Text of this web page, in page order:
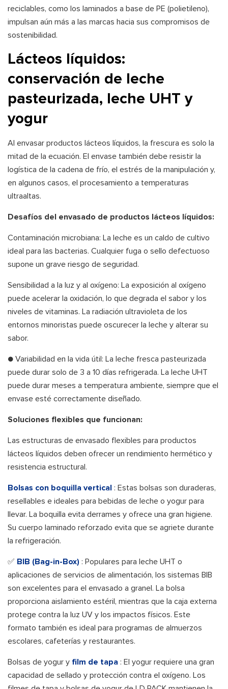
reciclables, como los laminados a base de PE (polietileno),
impulsan aún más a las marcas hacia sus compromisos de
sostenibilidad.
Lácteos líquidos:
conservación de leche
pasteurizada, leche UHT y
yogur
Al envasar productos lácteos líquidos, la frescura es solo la
mitad de la ecuación. El envase también debe resistir la
logística de la cadena de frío, el estrés de la manipulación y,
en algunos casos, el procesamiento a temperaturas
ultraaltas.
Desafíos del envasado de productos lácteos líquidos:
Contaminación microbiana: La leche es un caldo de cultivo
ideal para las bacterias. Cualquier fuga o sello defectuoso
supone un grave riesgo de seguridad.
Sensibilidad a la luz y al oxígeno: La exposición al oxígeno
puede acelerar la oxidación, lo que degrada el sabor y los
niveles de vitaminas. La radiación ultravioleta de los
entornos minoristas puede oscurecer la leche y alterar su
sabor.
● Variabilidad en la vida útil: La leche fresca pasteurizada
puede durar solo de 3 a 10 días refrigerada. La leche UHT
puede durar meses a temperatura ambiente, siempre que el
envase esté correctamente diseñado.
Soluciones flexibles que funcionan:
Las estructuras de envasado flexibles para productos
lácteos líquidos deben ofrecer un rendimiento hermético y
resistencia estructural.
Bolsas con boquilla vertical : Estas bolsas son duraderas,
resellables e ideales para bebidas de leche o yogur para
llevar. La boquilla evita derrames y ofrece una gran higiene.
Su cuerpo laminado reforzado evita que se agriete durante
la refrigeración.
✅ BIB (Bag-in-Box) : Populares para leche UHT o
aplicaciones de servicios de alimentación, los sistemas BIB
son excelentes para el envasado a granel. La bolsa
proporciona aislamiento estéril, mientras que la caja externa
protege contra la luz UV y los impactos físicos. Este
formato también es ideal para programas de almuerzos
escolares, cafeterías y restaurantes.
Bolsas de yogur y film de tapa : El yogur requiere una gran
capacidad de sellado y protección contra el oxígeno. Los